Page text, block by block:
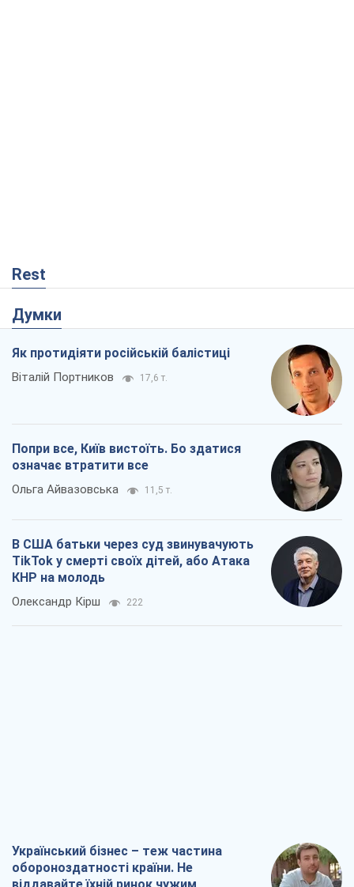
Rest
Думки
Як протидіяти російській балістиці
Віталій Портников 17,6 т.
Попри все, Київ вистоїть. Бо здатися
означає втратити все
Ольга Айвазовська 11,5 т.
В США батьки через суд звинувачують
TikTok у смерті своїх дітей, або Атака
КНР на молодь
Олександр Кірш 222
Український бізнес – теж частина
обороноздатності країни. Не